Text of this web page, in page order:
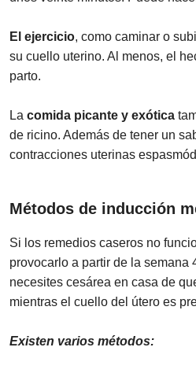
El ejercicio, como caminar o
su cuello uterino. Al menos, el
parto.
La comida picante y exótica
de ricino. Además de tener un
contracciones uterinas
Métodos de inducción
Si los remedios caseros no
provocarlo a partir de la semana
necesites cesárea en casa de
mientras el cuello del útero es
Existen varios métodos: